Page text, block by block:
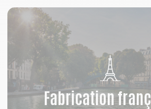
Fabrication